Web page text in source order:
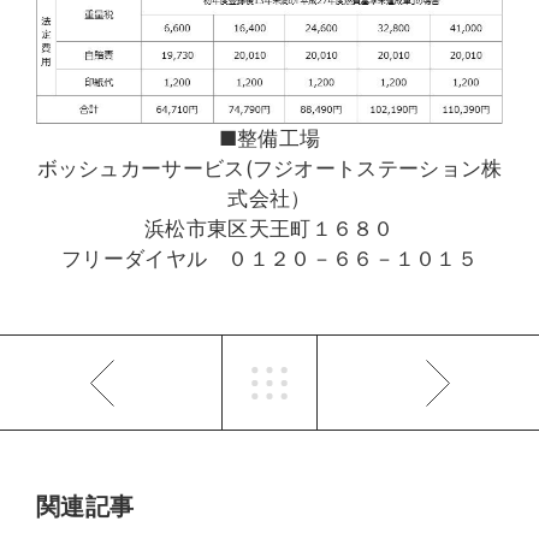
■整備工場
ボッシュカーサービス(フジオートステーション株
式会社）
浜松市東区天王町１６８０
フリーダイヤル ０１２０－６６－１０１５
関連記事